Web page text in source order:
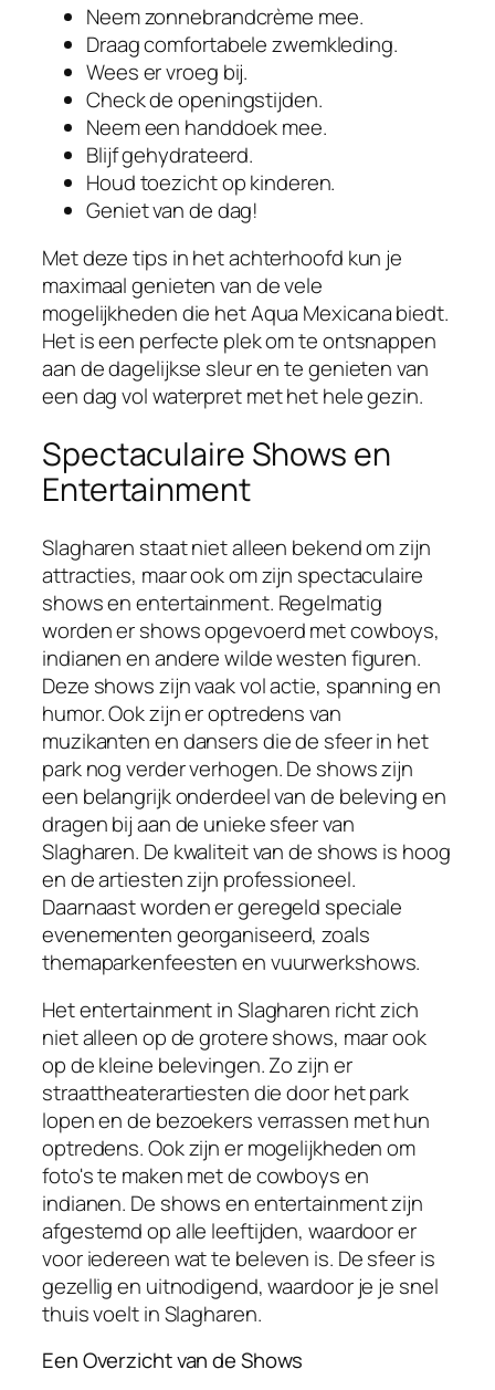
Neem zonnebrandcrème mee.
Draag comfortabele zwemkleding.
Wees er vroeg bij.
Check de openingstijden.
Neem een handdoek mee.
Blijf gehydrateerd.
Houd toezicht op kinderen.
Geniet van de dag!
Met deze tips in het achterhoofd kun je
maximaal genieten van de vele
mogelijkheden die het Aqua Mexicana biedt.
Het is een perfecte plek om te ontsnappen
aan de dagelijkse sleur en te genieten van
een dag vol waterpret met het hele gezin.
Spectaculaire Shows en
Entertainment
Slagharen staat niet alleen bekend om zijn
attracties, maar ook om zijn spectaculaire
shows en entertainment. Regelmatig
worden er shows opgevoerd met cowboys,
indianen en andere wilde westen figuren.
Deze shows zijn vaak vol actie, spanning en
humor. Ook zijn er optredens van
muzikanten en dansers die de sfeer in het
park nog verder verhogen. De shows zijn
een belangrijk onderdeel van de beleving en
dragen bij aan de unieke sfeer van
Slagharen. De kwaliteit van de shows is hoog
en de artiesten zijn professioneel.
Daarnaast worden er geregeld speciale
evenementen georganiseerd, zoals
themaparkenfeesten en vuurwerkshows.
Het entertainment in Slagharen richt zich
niet alleen op de grotere shows, maar ook
op de kleine belevingen. Zo zijn er
straattheaterartiesten die door het park
lopen en de bezoekers verrassen met hun
optredens. Ook zijn er mogelijkheden om
foto's te maken met de cowboys en
indianen. De shows en entertainment zijn
afgestemd op alle leeftijden, waardoor er
voor iedereen wat te beleven is. De sfeer is
gezellig en uitnodigend, waardoor je je snel
thuis voelt in Slagharen.
Een Overzicht van de Shows